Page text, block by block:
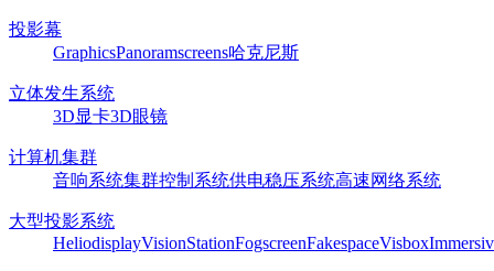
投影幕
GraphicsPanoramscreens哈克尼斯
立体发生系统
3D显卡3D眼镜
计算机集群
音响系统集群控制系统供电稳压系统高速网络系统
大型投影系统
HeliodisplayVisionStationFogscreenFakespaceVisbox